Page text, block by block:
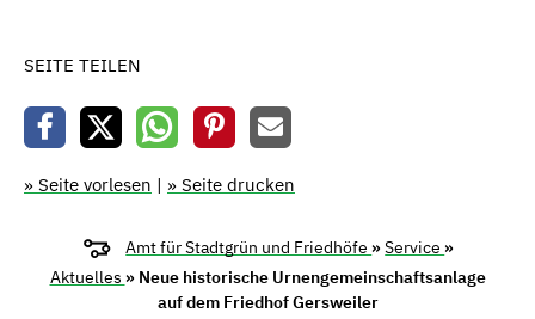
SEITE TEILEN
» Seite vorlesen | » Seite drucken
Amt für Stadtgrün und Friedhöfe »Service »
Aktuelles » Neue historische Urnengemeinschaftsanlage
auf dem Friedhof Gersweiler